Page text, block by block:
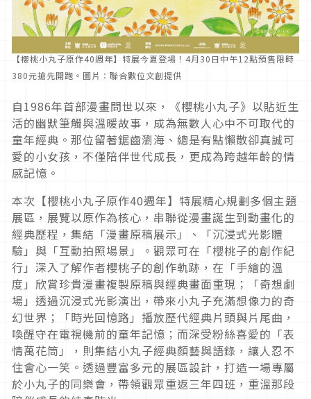
【櫻桃小丸子原作40週年】特展今夏登場！4月30日中午12點預售限時
380元搶先開跑。圖片：聯合數位文創提供
自1986年首部漫畫問世以來，《櫻桃小丸子》以貼近生
活的幽默筆觸與溫暖故事，成為無數人心中不可取代的
童年經典。那位留著鋸齒瀏海、總是有點懶散卻真誠可
愛的小女孩，不僅陪伴世代成長，更成為跨越年齡的情
感記憶。
本次【櫻桃小丸子原作40週年】特展精心規劃多個主題
展區，展覽以原作為核心，串聯從漫畫誕生到動畫化的
經典歷程，集結「漫畫原稿展示」、「沉浸式光影體
驗」與「互動拍照場景」。觀眾可在「櫻桃子的創作紀
行」深入了解作者櫻桃子的創作軌跡，在「手繪的溫
度」欣賞珍貴漫畫複製原稿與經典畫面重現；「奇想劇
場」透過沉浸式光影演出，帶來小丸子充滿想像力的奇
幻世界；「時光回憶路」播放歷代經典片頭與片尾曲，
喚醒守在電視機前的童年記憶；而深受粉絲喜愛的「表
情萬花筒」，則集結小丸子經典顏藝與語錄，讓人忍不
住會心一笑。透過豐富多元的展區設計，打造一場專屬
於小丸子的同樂會，帶領觀眾重返三年四班，重溫那段